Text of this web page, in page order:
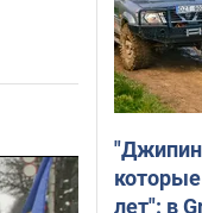
лет": в